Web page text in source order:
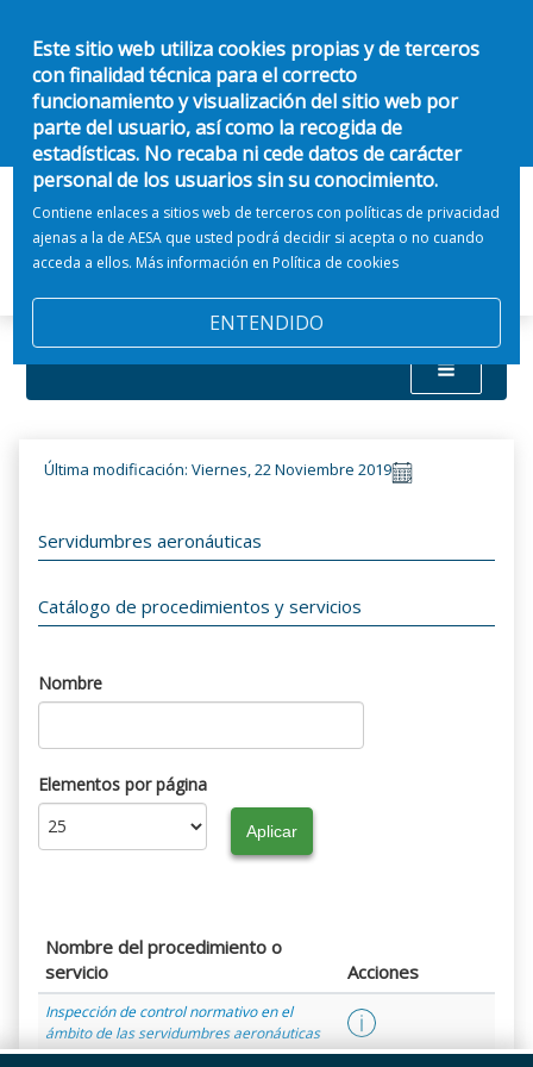
Este sitio web utiliza cookies propias y de terceros
con finalidad técnica para el correcto
funcionamiento y visualización del sitio web por
parte del usuario, así como la recogida de
estadísticas. No recaba ni cede datos de carácter
personal de los usuarios sin su conocimiento.
Contiene enlaces a sitios web de terceros con políticas de privacidad
ajenas a la de AESA que usted podrá decidir si acepta o no cuando
acceda a ellos. Más información en Política de cookies
ENTENDIDO
Última modificación: Viernes, 22 Noviembre 2019
Servidumbres aeronáuticas
Catálogo de procedimientos y servicios
Nombre
Elementos por página
Nombre del procedimiento o
servicio
Acciones
Inspección de control normativo en el
ámbito de las servidumbres aeronáuticas